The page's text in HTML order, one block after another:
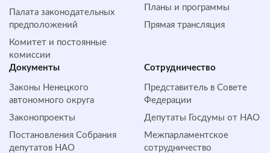
Палата законодательных
предположений
Комитет и постоянные
комиссии
Планы и программы
Прямая трансляция
Документы
Законы Ненецкого
автономного округа
Законопроекты
Постановления Собрания
депутатов НАО
Сотрудничество
Представитель в Совете
Федерации
Депутаты Госдумы от НАО
Межпарламентское
сотрудничество